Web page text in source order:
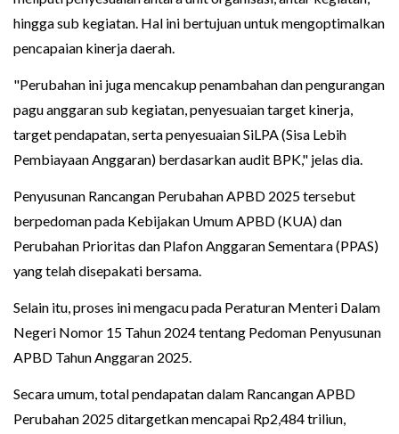
hingga sub kegiatan. Hal ini bertujuan untuk mengoptimalkan
pencapaian kinerja daerah.
"Perubahan ini juga mencakup penambahan dan pengurangan
pagu anggaran sub kegiatan, penyesuaian target kinerja,
target pendapatan, serta penyesuaian SiLPA (Sisa Lebih
Pembiayaan Anggaran) berdasarkan audit BPK," jelas dia.
Penyusunan Rancangan Perubahan APBD 2025 tersebut
berpedoman pada Kebijakan Umum APBD (KUA) dan
Perubahan Prioritas dan Plafon Anggaran Sementara (PPAS)
yang telah disepakati bersama.
Selain itu, proses ini mengacu pada Peraturan Menteri Dalam
Negeri Nomor 15 Tahun 2024 tentang Pedoman Penyusunan
APBD Tahun Anggaran 2025.
Secara umum, total pendapatan dalam Rancangan APBD
Perubahan 2025 ditargetkan mencapai Rp2,484 triliun,